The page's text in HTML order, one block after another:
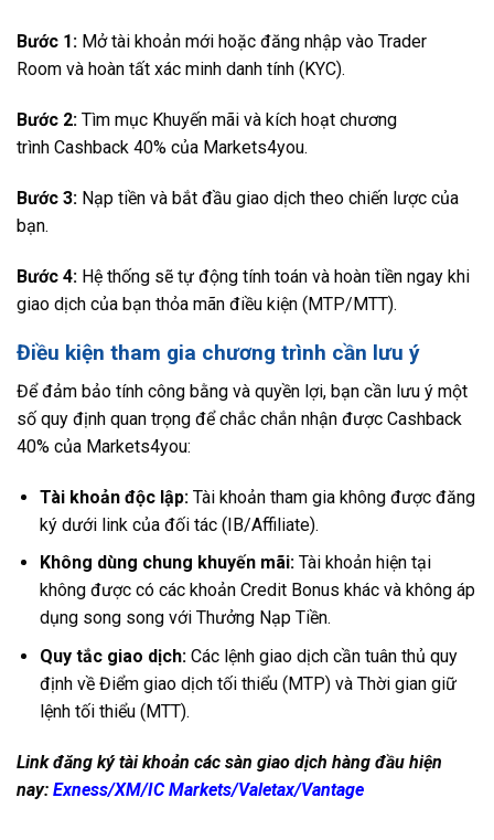
Bước 1: Mở tài khoản mới hoặc đăng nhập vào Trader
Room và hoàn tất xác minh danh tính (KYC).
Bước 2: Tìm mục Khuyến mãi và kích hoạt chương
trình Cashback 40% của Markets4you.
Bước 3: Nạp tiền và bắt đầu giao dịch theo chiến lược của
bạn.
Bước 4: Hệ thống sẽ tự động tính toán và hoàn tiền ngay khi
giao dịch của bạn thỏa mãn điều kiện (MTP/MTT).
Điều kiện tham gia chương trình cần lưu ý
Để đảm bảo tính công bằng và quyền lợi, bạn cần lưu ý một
số quy định quan trọng để chắc chắn nhận được Cashback
40% của Markets4you:
Tài khoản độc lập:Tài khoản tham gia khôngđược đăng
ký dưới link của đối tác (IB/Affiliate).
Không dùng chung khuyến mãi:Tài khoản hiện tại
không được có các khoản Credit Bonus khác và không áp
dụng song song với Thưởng Nạp Tiền.
Quy tắc giao dịch:Các lệnh giao dịch cần tuân thủ quy
định về Điểm giao dịch tối thiểu (MTP) và Thời gian giữ
lệnh tối thiểu (MTT).
Link đăng ký tài khoản các sàn giao dịch hàng đầu hiện
nay: Exness/XM/IC Markets/Valetax/Vantage